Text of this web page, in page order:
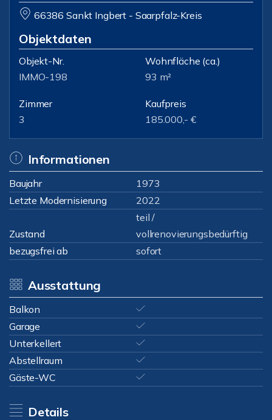
66386 Sankt Ingbert - Saarpfalz-Kreis
Objektdaten
Objekt-Nr.
IMMO-198
Wohnfläche (ca.)
93 m²
Zimmer
3
Kaufpreis
185.000,- €
Informationen
Baujahr
1973
Letzte Modernisierung
2022
Zustand
teil /
vollrenovierungsbedürftig
bezugsfrei ab
sofort
Ausstattung
Balkon
Garage
Unterkellert
Abstellraum
Gäste-WC
Details